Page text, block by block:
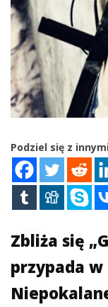
Podziel się z
Zbliża się
przypada